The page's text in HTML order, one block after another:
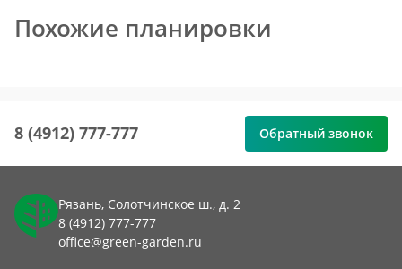
Похожие планировки
8 (4912) 777-777 Обратный звонок
Рязань, Солотчинское ш., д. 2
8 (4912) 777-777
office@green-garden.ru